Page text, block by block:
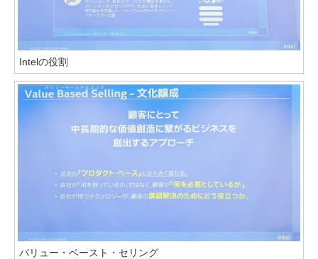
Intelの役割
バリュー・ベースト・セリング